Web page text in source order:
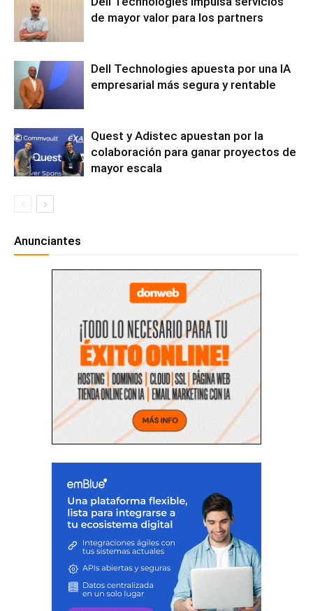
de mayor valor para los partners
Dell Technologies apuesta por una IA
empresarial más segura y rentable
Quest y Adistec apuestan por la
colaboración para ganar proyectos de
mayor escala
Anunciantes